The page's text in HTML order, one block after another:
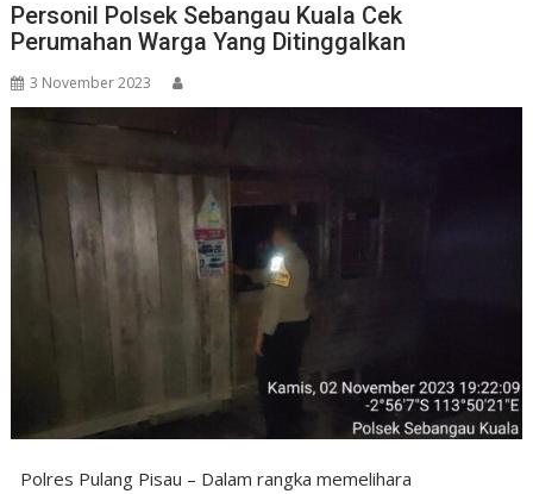
Personil Polsek Sebangau Kuala Cek
Perumahan Warga Yang Ditinggalkan
3 November 2023
Polres Pulang Pisau – Dalam rangka memelihara